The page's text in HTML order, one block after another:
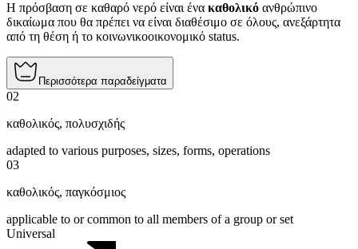
Η πρόσβαση σε καθαρό νερό είναι ένα καθολικό ανθρώπινο
δικαίωμα που θα πρέπει να είναι διαθέσιμο σε όλους, ανεξάρτητα
από τη θέση ή το κοινωνικοοικονομικό status.
Περισσότερα παραδείγματα
02
καθολικός, πολυσχιδής
adapted to various purposes, sizes, forms, operations
03
καθολικός, παγκόσμιος
applicable to or common to all members of a group or set
Universal